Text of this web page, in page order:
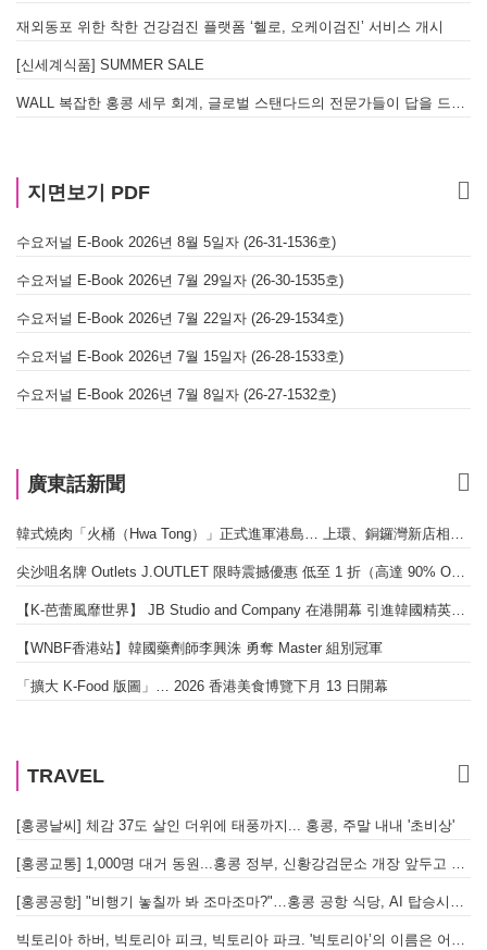
재외동포 위한 착한 건강검진 플랫폼 ‘헬로, 오케이검진’ 서비스 개시
[신세계식품] SUMMER SALE
지면보기 PDF
수요저널 E-Book 2026년 8월 5일자 (26-31-1536호)
수요저널 E-Book 2026년 7월 29일자 (26-30-1535호)
수요저널 E-Book 2026년 7월 22일자 (26-29-1534호)
수요저널 E-Book 2026년 7월 15일자 (26-28-1533호)
수요저널 E-Book 2026년 7월 8일자 (26-27-1532호)
廣東話新聞
【WNBF香港站】韓國藥劑師李興洙 勇奪 Master 組別冠軍
「擴大 K-Food 版圖」… 2026 香港美食博覽下月 13 日開幕
TRAVEL
[홍콩날씨] 체감 37도 살인 더위에 태풍까지... 홍콩, 주말 내내 '초비상'